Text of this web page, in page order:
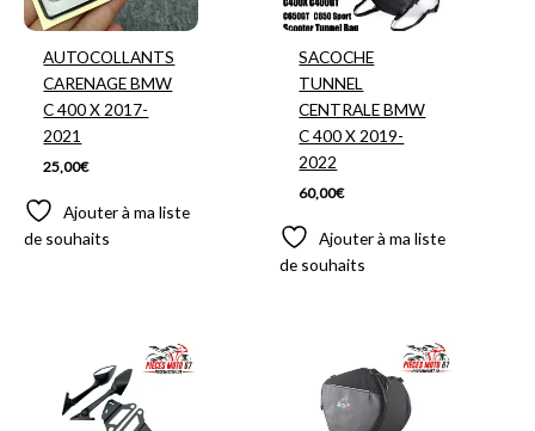
AUTOCOLLANTS
CARENAGE BMW
C 400 X 2017-
2021
25,00€
Ajouter à ma liste
de souhaits
SACOCHE
TUNNEL
CENTRALE BMW
C 400 X 2019-
2022
60,00€
Ajouter à ma liste
de souhaits
Plage
de